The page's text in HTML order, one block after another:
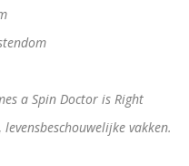
tragedies.
discovery of Religion
a Spin Doctor is Right
levensbeschouwelijke vakken.